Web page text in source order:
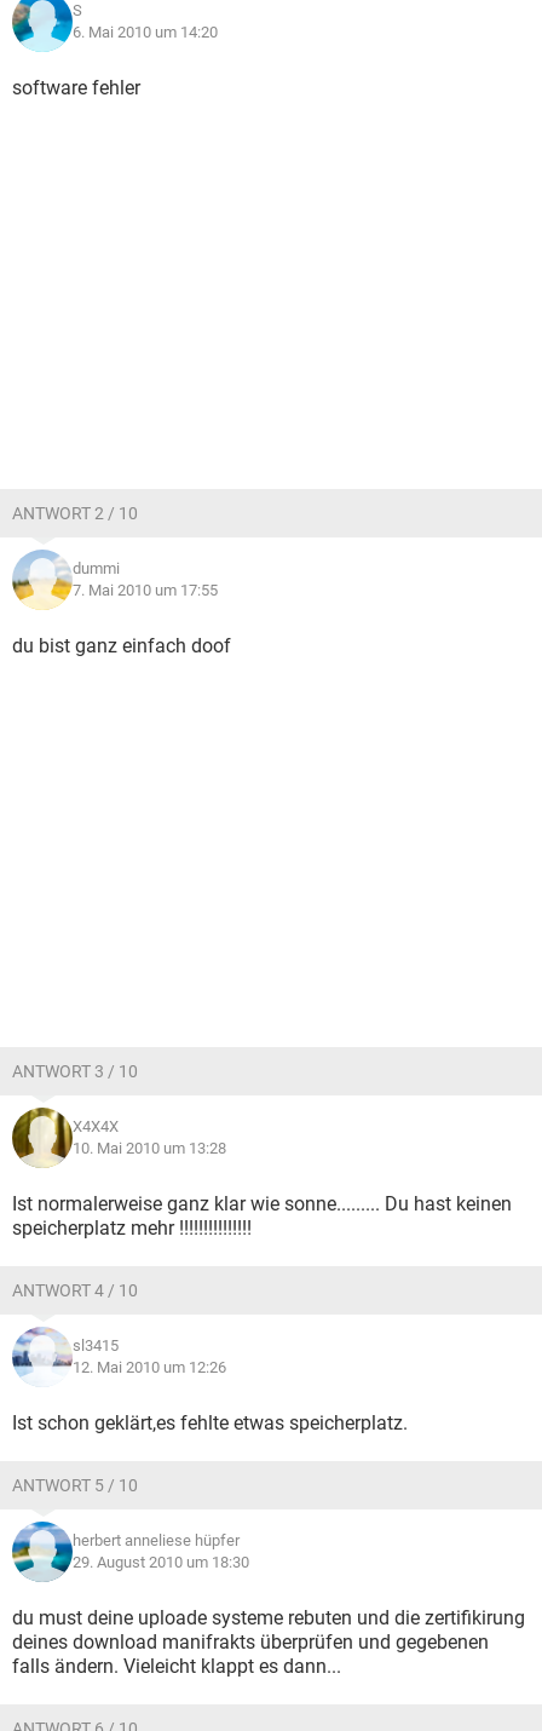
S
6. Mai 2010 um 14:20
software fehler
ANTWORT 2 / 10
dummi
7. Mai 2010 um 17:55
du bist ganz einfach doof
ANTWORT 3 / 10
X4X4X
10. Mai 2010 um 13:28
Ist normalerweise ganz klar wie sonne......... Du hast keinen
speicherplatz mehr !!!!!!!!!!!!!!!
ANTWORT 4 / 10
sl3415
12. Mai 2010 um 12:26
Ist schon geklärt,es fehlte etwas speicherplatz.
ANTWORT 5 / 10
herbert anneliese hüpfer
29. August 2010 um 18:30
du must deine uploade systeme rebuten und die zertifikirung
deines download manifrakts überprüfen und gegebenen
falls ändern. Vieleicht klappt es dann...